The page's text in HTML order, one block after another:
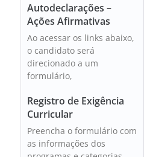
Autodeclarações –
Ações Afirmativas
Ao acessar os links abaixo,
o candidato será
direcionado a um
formulário,
Registro de Exigência
Curricular
Preencha o formulário com
as informações dos